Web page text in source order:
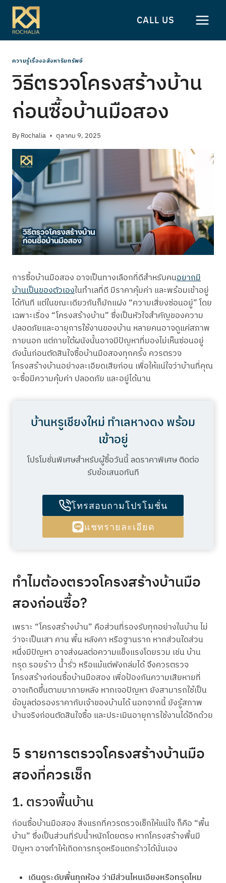
Skip
content
CALL US
ความรู้เรื่องอสังหาริมทรัพย์
วิธีตรวจโครงสร้างบ้าน
ก่อนซื้อบ้านมือสอง
By Rochalia ตุลาคม 9, 2025
การซื้อบ้านมือสอง อาจเป็นทางเลือกที่ดีสำหรับคนอยากมี
บ้านเป็นของตัวเองในทำเลที่ดี มีราคาคุ้มค่า และพร้อมเข้าอยู่
ได้ทันที แต่ในขณะเดียวกันก็มักแฝง “ความเสี่ยงซ่อนอยู่” โดย
เฉพาะเรื่อง “โครงสร้างบ้าน” ซึ่งเป็นหัวใจสำคัญของความ
ปลอดภัยและอายุการใช้งานของบ้าน หลายคนอาจดูแค่สภาพ
ภายนอก แต่ภายใต้ผนังนั้นอาจมีปัญหาที่มองไม่เห็นซ่อนอยู่
ดังนั้นก่อนตัดสินใจซื้อบ้านมือสองทุกครั้ง ควรตรวจ
โครงสร้างบ้านอย่างละเอียดเสียก่อน เพื่อให้แน่ใจว่าบ้านที่คุณ
จะซื้อมีความคุ้มค่า ปลอดภัย และอยู่ได้นาน
บ้านหรูเชียงใหม่ ทำเลหางดง พร้อม
เข้าอยู่
โปรโมชั่นพิเศษสำหรับผู้ซื้อวันนี้ ลดราคาพิเศษ ติดต่อ
รับข้อเสนอทันที
โทรสอบถามโปรโมชั่น
แชทรายละเอียด
ทำไมต้องตรวจโครงสร้างบ้านมือ
สองก่อนซื้อ?
เพราะ “โครงสร้างบ้าน” คือส่วนที่รองรับทุกอย่างในบ้าน ไม่
ว่าจะเป็นเสา คาน พื้น หลังคา หรือฐานราก หากส่วนใดส่วน
หนึ่งมีปัญหา อาจส่งผลต่อความแข็งแรงโดยรวม เช่น บ้าน
ทรุด รอยร้าว น้ำรั่ว หรือแม้แต่พังถล่มได้ จึงควรตรวจ
โครงสร้างก่อนซื้อบ้านมือสอง เพื่อป้องกันความเสียหายที่
อาจเกิดขึ้นตามมาภายหลัง หากเจอปัญหา ยังสามารถใช้เป็น
ข้อมูลต่อรองราคากับเจ้าของบ้านได้ นอกจากนี้ ยังรู้สภาพ
บ้านจริงก่อนตัดสินใจซื้อ และประเมินอายุการใช้งานได้อีกด้วย
5 รายการตรวจโครงสร้างบ้านมือ
สองที่ควรเช็ก
1. ตรวจพื้นบ้าน
ก่อนซื้อบ้านมือสอง สิ่งแรกที่ควรตรวจเช็กให้แน่ใจ ก็คือ “พื้น
บ้าน” ซึ่งเป็นส่วนที่รับน้ำหนักโดยตรง หากโครงสร้างพื้นมี
ปัญหา อาจทำให้เกิดการทรุดหรือแตกร้าวได้นั่นเอง
เดินดูระดับพื้นทุกห้อง ว่ามีส่วนไหนเอียงหรือทรุดไหม